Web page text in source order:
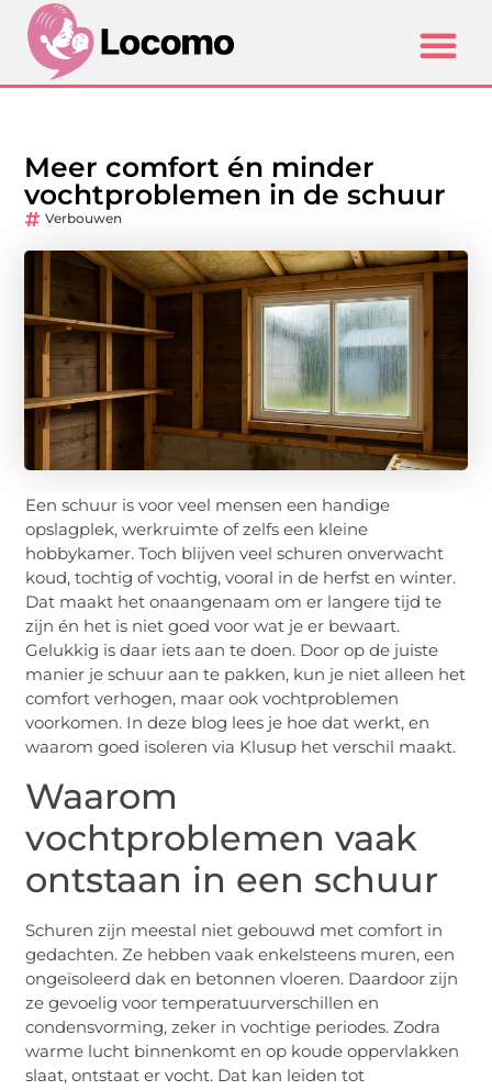
Meer comfort én minder
vochtproblemen in de schuur
Verbouwen
Een schuur is voor veel mensen een handige
opslagplek, werkruimte of zelfs een kleine
hobbykamer. Toch blijven veel schuren onverwacht
koud, tochtig of vochtig, vooral in de herfst en winter.
Dat maakt het onaangenaam om er langere tijd te
zijn én het is niet goed voor wat je er bewaart.
Gelukkig is daar iets aan te doen. Door op de juiste
manier je schuur aan te pakken, kun je niet alleen het
comfort verhogen, maar ook vochtproblemen
voorkomen. In deze blog lees je hoe dat werkt, en
waarom goed isoleren via Klusup het verschil maakt.
Waarom
vochtproblemen vaak
ontstaan in een schuur
Schuren zijn meestal niet gebouwd met comfort in
gedachten. Ze hebben vaak enkelsteens muren, een
ongeïsoleerd dak en betonnen vloeren. Daardoor zijn
ze gevoelig voor temperatuurverschillen en
condensvorming, zeker in vochtige periodes. Zodra
warme lucht binnenkomt en op koude oppervlakken
slaat, ontstaat er vocht. Dat kan leiden tot